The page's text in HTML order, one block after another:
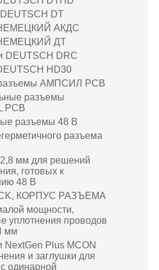
DT
НЕМЕЦКИЙ АКДС
НЕМЕЦКИЙ ДТ
DEUTSCH DRC
HD30
АМПСИЛ PCB
разъемы
PCB
разъемы 48 В
разъема
мм для решений
готовых к
48 В
КОРПУС РАЗЪЕМА
мощности,
уплотнения проводов
мм
NextGen Plus MCON
и заглушки для
одинарной